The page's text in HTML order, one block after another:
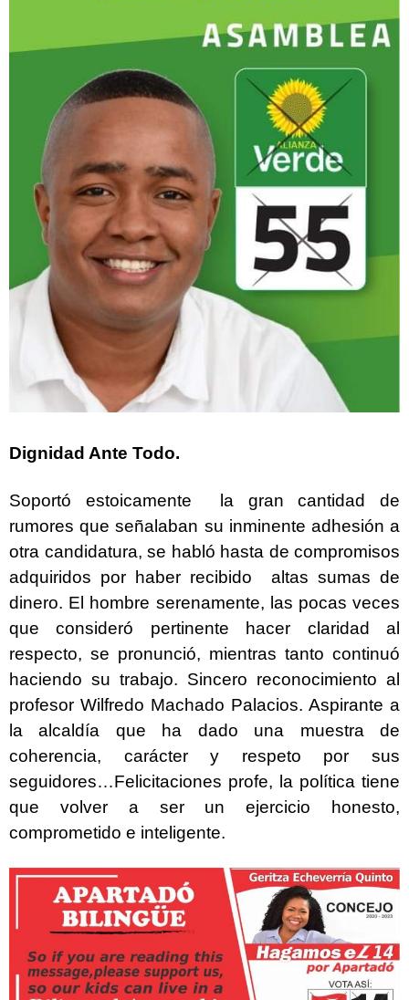
Dignidad Ante Todo.
Soportó estoicamente la gran cantidad de
rumores que señalaban su inminente adhesión a
otra candidatura, se habló hasta de compromisos
adquiridos por haber recibido altas sumas de
dinero. El hombre serenamente, las pocas veces
que consideró pertinente hacer claridad al
respecto, se pronunció, mientras tanto continuó
haciendo su trabajo. Sincero reconocimiento al
profesor Wilfredo Machado Palacios. Aspirante a
la alcaldía que ha dado una muestra de
coherencia, carácter y respeto por sus
seguidores…Felicitaciones profe, la política tiene
que volver a ser un ejercicio honesto,
comprometido e inteligente.